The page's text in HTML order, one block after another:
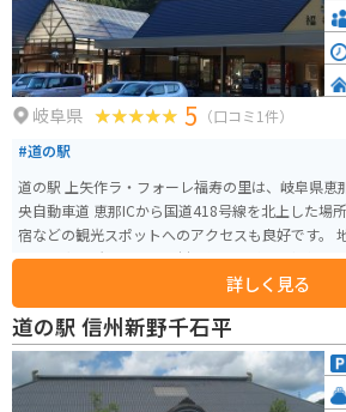
岐阜県 5 （口コミ1件）
#道の駅
道の駅 上矢作ラ・フォーレ福寿の里は、岐阜県恵
央自動車道 恵那ICから国道418号線を北上した場
宿などの観光スポットへのアクセスも良好です。 地元の農産物や特産品を販
売する直売所や、地元食材を使った料理を提供す
います。特に、恵那市のブランド豚「恵那鶏ちゃ
めです。 バイクで訪れる場合、駐車場は広く停めやすいので安心です。周辺
は自然豊かな山間部で、ツーリングにも最適なエ
足を延ばせば、恵那峡や馬籠宿など、風光明媚な
ます。 お土産には、恵那市の特産品である「栗きんとん」や「五平餅」がお
すすめです。道の駅で購入することができます。
詳しく見る
道の駅 信州新野千石平